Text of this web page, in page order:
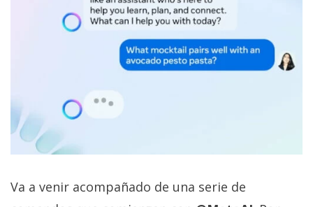
informática,
videojuegos,
Informático
(CC) 2006-
2026. Algunos
derechos
reservados.
Va a venir acompañado de una serie de